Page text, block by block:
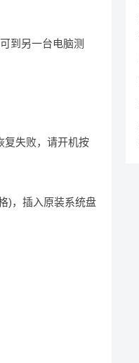
到另一台电脑测
复失败，请开机按
)，插入原装系统盘